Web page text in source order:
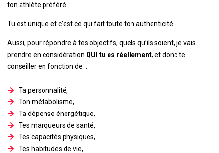
ton athlète préféré.
Tu est unique et c’est ce qui fait toute ton authenticité.
Aussi, pour répondre à tes objectifs, quels qu’ils soient, je vais
prendre en considération QUI tu es réellement, et donc te
conseiller en fonction de :
Ta personnalité,
Ton métabolisme,
Ta dépense énergétique,
Tes marqueurs de santé,
Tes capacités physiques,
Tes habitudes de vie,